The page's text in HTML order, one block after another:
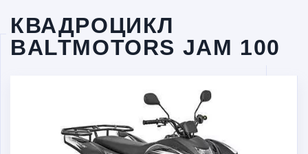
КВАДРОЦИКЛ
BALTMOTORS JAM 100